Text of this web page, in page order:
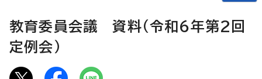
教育委員会議 資料（令和6年第2回
定例会）